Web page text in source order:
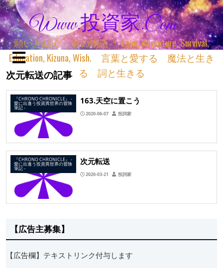
Www.投資家.com
願いと紡ぐ 君の物語 ＊ Love, Adventure, Survival,
Education, Kizuna, Wish. 言葉と愛する 魔法と生き
る 詞と生きる
次元転送の記事
『CHRONO CHRONICLE』 ‐
愛に出逢う投資異世界の冒険
筆記 ‐
163.天空に置こう
2020-06-07 投詞家
『CHRONO CHRONICLE』 ‐
愛に出逢う投資異世界の冒険
筆記 ‐
次元転送
2020-03-21 投詞家
【広告主募集】
【広告欄】テキストリンク付与します